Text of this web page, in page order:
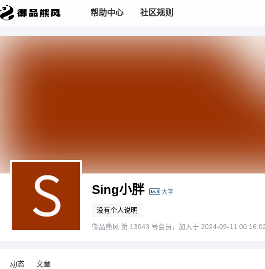
帮助中心 社区规则
Sing小胖 大学
没有个人说明
御品熊风 第 13043 号会员，加入于 2024-09-11
动态 文章